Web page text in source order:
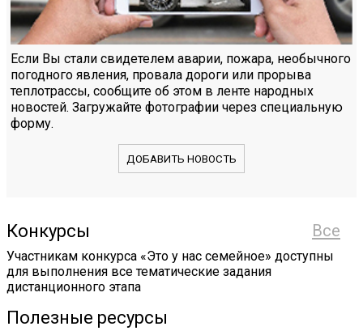
Если Вы стали свидетелем аварии, пожара, необычного
погодного явления, провала дороги или прорыва
теплотрассы, сообщите об этом в ленте народных
новостей. Загружайте фотографии через специальную
форму.
ДОБАВИТЬ НОВОСТЬ
Все
Конкурсы
Участникам конкурса «Это у нас семейное» доступны
для выполнения все тематические задания
дистанционного этапа
Полезные ресурсы